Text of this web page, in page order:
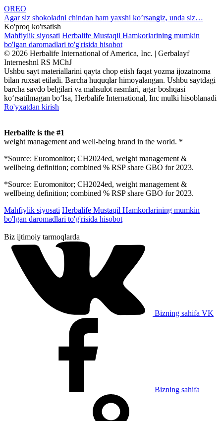
OREO
Agar siz shokoladni chindan ham yaxshi ko’rsangiz, unda siz…
Ko'proq ko'rsatish
Mahfiylik siyosati Herbalife Mustaqil Hamkorlarining mumkin
bo'lgan daromadlari to'g'risida hisobot
© 2026 Herbalife International of America, Inc. | Gerbalayf
Interneshnl RS MChJ
Ushbu sayt materiallarini qayta chop etish faqat yozma ijozatnoma
bilan ruxsat etiladi. Barcha huquqlar himoyalangan. Ushbu saytdagi
barcha savdo belgilari va mahsulot rasmlari, agar boshqasi
ko‘rsatilmagan bo‘lsa, Herbalife International, Inc mulki hisoblanadi
Ro'yxatdan kirish
Herbalife is the #1
weight management and well-being brand in the world. *
*Source: Euromonitor; CH2024ed, weight management &
wellbeing definition; combined % RSP share GBO for 2023.
*Source: Euromonitor; CH2024ed, weight management &
wellbeing definition; combined % RSP share GBO for 2023.
Mahfiylik siyosati Herbalife Mustaqil Hamkorlarining mumkin
bo'lgan daromadlari to'g'risida hisobot
Biz ijtimoiy tarmoqlarda
Bizning sahifa VK
Bizning sahifa